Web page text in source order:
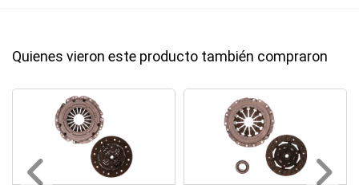
Quienes vieron este producto también compraron